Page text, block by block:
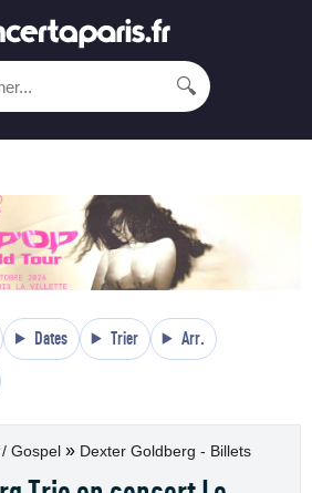
🔍
Dates Trier Arr.
Gospel » Dexter Goldberg - Billets